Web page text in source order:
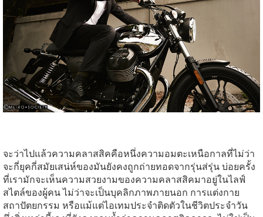
จะว่าไปแล้วความคลาสสิคคือหนึ่งความอมตะเหนือกาลที่ไม่ว่า
จะกี่ยุคกี่สมัยเสน่ห์ของมันยังคงถูกถ่ายทอดจากรุ่นส่รุ่น บ่อยครั้ง
ที่เรามักจะเห็นความสวยงามของความคลาสสิคมาอยู่ในไลฟ์
สไตล์ของผู้คน ไม่ว่าจะเป็นบุคลิกภาพภายนอก การแต่งกาย
สถาปัตยกรรม หรือแม้แต่ไอเทมประจำติดตัวในชีวิตประจำวัน